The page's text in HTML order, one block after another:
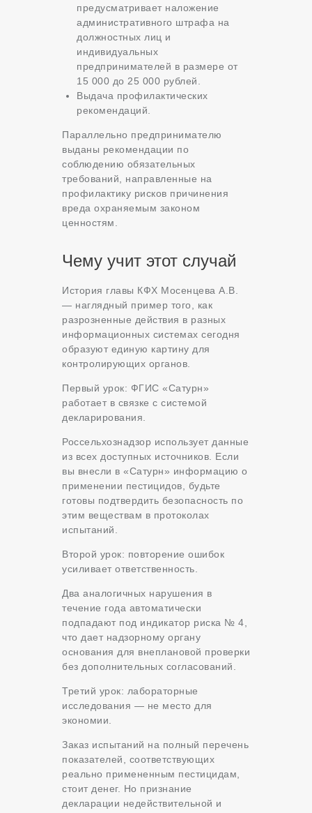
предусматривает наложение
административного штрафа на
должностных лиц и
индивидуальных
предпринимателей в размере от
15 000 до 25 000 рублей.
Выдача профилактических
рекомендаций.
Параллельно предпринимателю
выданы рекомендации по
соблюдению обязательных
требований, направленные на
профилактику рисков причинения
вреда охраняемым законом
ценностям.
Чему учит этот случай
История главы КФХ Мосенцева А.В.
— наглядный пример того, как
разрозненные действия в разных
информационных системах сегодня
образуют единую картину для
контролирующих органов.
Первый урок: ФГИС «Сатурн»
работает в связке с системой
декларирования.
Россельхознадзор использует данные
из всех доступных источников. Если
вы внесли в «Сатурн» информацию о
применении пестицидов, будьте
готовы подтвердить безопасность по
этим веществам в протоколах
испытаний.
Второй урок: повторение ошибок
усиливает ответственность.
Два аналогичных нарушения в
течение года автоматически
подпадают под индикатор риска № 4,
что дает надзорному органу
основания для внеплановой проверки
без дополнительных согласований.
Третий урок: лабораторные
исследования — не место для
экономии.
Заказ испытаний на полный перечень
показателей, соответствующих
реально примененным пестицидам,
стоит денег. Но признание
декларации недействительной и